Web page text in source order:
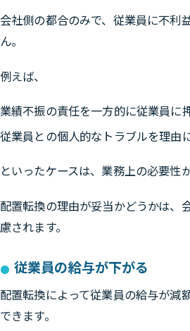
会社側の都合のみで、従業員に不利
ん。
例えば、
業績不振の責任を一方的に従業員に
従業員との個人的なトラブルを理由
といったケースは、業務上の必要性
配置転換の理由が妥当かどうかは、
慮されます。
従業員の給与が下がる
配置転換によって従業員の給与が減
できます。